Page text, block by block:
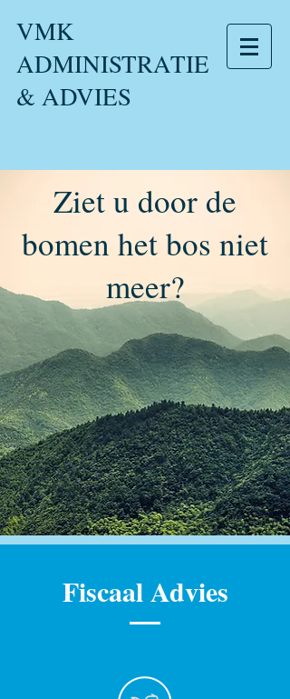
VMK
ADMINISTRATIE
& ADVIES
Ziet u door de
bomen het bos niet
meer?
Fiscaal Advies